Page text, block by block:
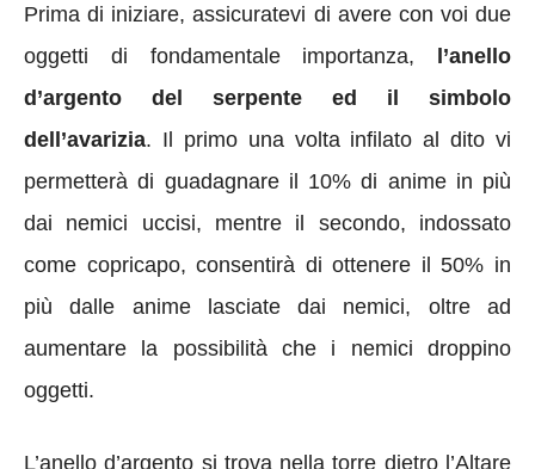
Prima di iniziare, assicuratevi di avere con voi due
oggetti di fondamentale importanza, l’anello
d’argento del serpente ed il simbolo
dell’avarizia. Il primo una volta infilato al dito vi
permetterà di guadagnare il 10% di anime in più
dai nemici uccisi, mentre il secondo, indossato
come copricapo, consentirà di ottenere il 50% in
più dalle anime lasciate dai nemici, oltre ad
aumentare la possibilità che i nemici droppino
oggetti.
L’anello d’argento si trova nella torre dietro l’Altare